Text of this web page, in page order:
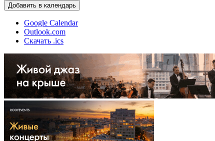
Добавить в календарь
Google Calendar
Outlook.com
Скачать .ics